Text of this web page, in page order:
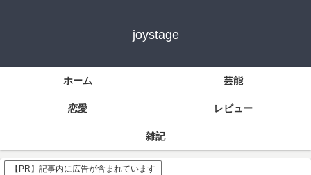
joystage
ホーム 芸能
恋愛 レビュー
雑記
【PR】記事内に広告が含まれています